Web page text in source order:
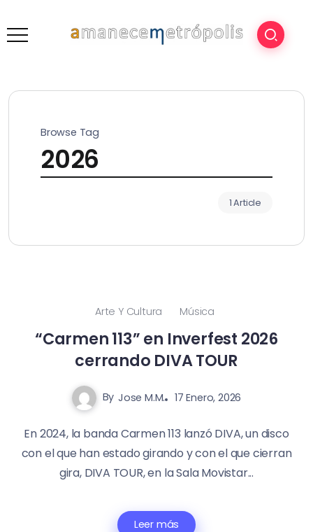
Browse Tag
2026
1 Article
Arte Y Cultura Música
“Carmen 113” en Inverfest 2026
cerrando DIVA TOUR
By Jose M.M. 17 Enero, 2026
En 2024, la banda Carmen 113 lanzó DIVA, un disco
con el que han estado girando y con el que cierran
gira, DIVA TOUR, en la Sala Movistar...
Leer más